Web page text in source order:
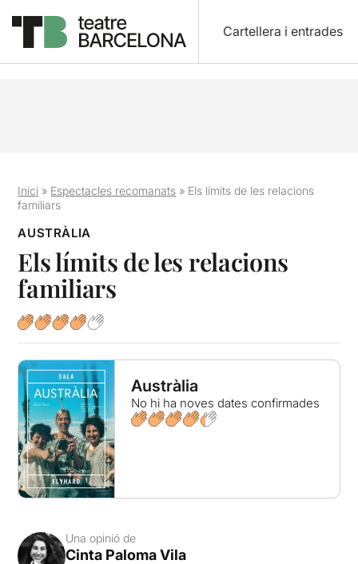
Cartellera i entrades
Inici » Espectacles recomanats » Els límits de les relacions
familiars
AUSTRÀLIA
Els límits de les relacions
familiars
Austràlia
No hi ha noves dates confirmades
Una opinió de
Cinta Paloma Vila